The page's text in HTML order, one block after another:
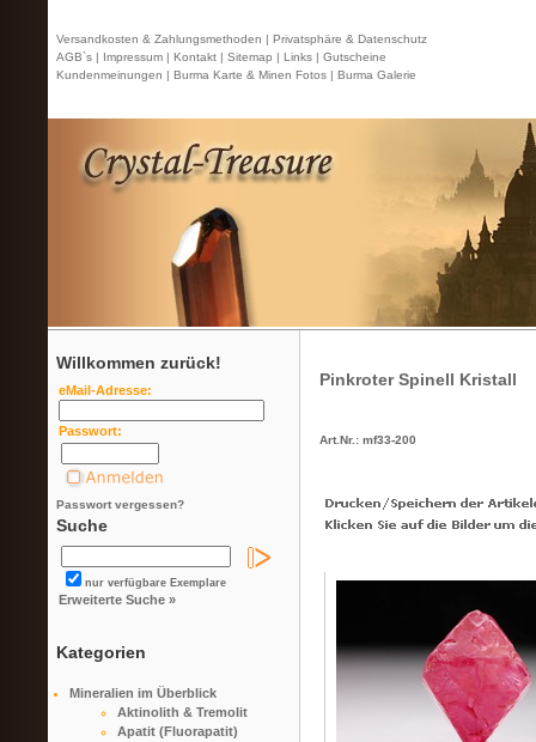
Versandkosten & Zahlungsmethoden | Privatsphäre & Datenschutz
AGB`s | Impressum | Kontakt | Sitemap | Links | Gutscheine
Kundenmeinungen | Burma Karte & Minen Fotos | Burma Galerie
Willkommen zurück!
eMail-Adresse:
Passwort:
Passwort vergessen?
Suche
nur verfügbare Exemplare
Erweiterte Suche »
Kategorien
Mineralien im Überblick
Aktinolith & Tremolit
Apatit (Fluorapatit)
Pinkroter Spinell Kristall
Art.Nr.: mf33-200